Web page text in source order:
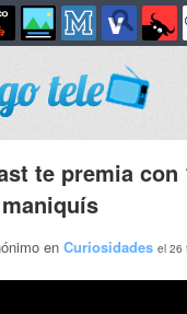
te premia
en Curiosidades el 26